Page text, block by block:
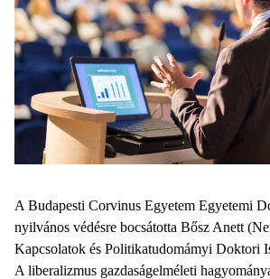
A Budapesti Corvinus Egyetem Egyetemi
nyilvános védésre bocsátotta Bősz Anett
Kapcsolatok és Politikatudomámyi Doktori
A liberalizmus gazdaságelméleti